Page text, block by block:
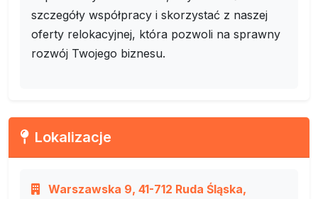
szczegóły współpracy i skorzystać z naszej
oferty relokacyjnej, która pozwoli na sprawny
rozwój Twojego biznesu.
Lokalizacje
Warszawska 9, 41-712 Ruda Śląska,